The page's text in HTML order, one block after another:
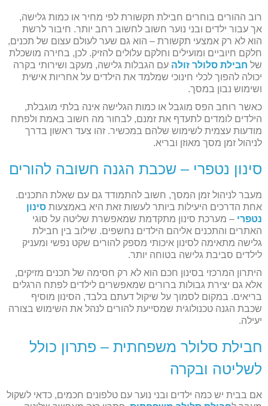
רוב ההורים בוחרים חבילת תקשורת לפי מחיר או כמות גלישה,
אך עבור ילדים ובני נוער חשוב לחשוב רחב יותר. חיבור לרשת
הוא לא רק אמצעי תקשורת – הוא גם שער לעולם עצום של תכנים,
חלקם חיוביים ומועילים וחלקם עלולים להזיק. לכן, בחירה מושכלת
של חבילת סלולר זולה עם הגבלות גלישה, מעקב ושירותי בקרה
יכולה להפוך לכלי חינוכי שמלמד את הילדים על אחריות אישית
ושימוש נבון במסך.
כאשר רוחב הפס מוגבל או כמות הגלישה אינה בלתי מוגבלת,
הילדים לומדים לתעדף את זמנם, לבחור מה חשוב באמת ולפתח
מודעות עצמית לשימוש שלהם במכשיר. זהו צעד ראשון בדרך
לניהול זמן מסך מאוזן ובריא.
סינון נטפרי – שכבת הגנה חשובה להורים
מעבר לניהול זמן המסך, חשוב להתמודד גם עם שאלת התכנים.
אחת הדרכים היעילות ביותר לעשות זאת היא באמצעות סינון
נטפרי – מערכת סינון מתקדמת שמאפשרת שליטה על סוגי
האתרים והתכנים אליהם הילדים נחשפים. שילוב בין חבילת
גלישה מתאימה לסינון איכותי מספק להורים שקט נפשי ומעניק
לילדים סביבת גלישה בטוחה יותר.
היתרון המרכזי בסינון חכם הוא לא רק חסימה של תכנים מזיקים,
אלא גם יצירת גבולות ברורים שמאפשרים לילדים לפתח הרגלים
בריאים. במקום לסמוך על שיקול דעתם בלבד, הסינון מוסיף
שכבת הגנה טכנולוגית שמסייעת להורים לנהל את השימוש בצורה
יעילה.
חבילת סלולר משפחתית – פתרון כולל
לשליטה ובקרה
אם בבית יש כמה ילדים ובני נוער עם טלפונים חכמים, כדאי לשקול